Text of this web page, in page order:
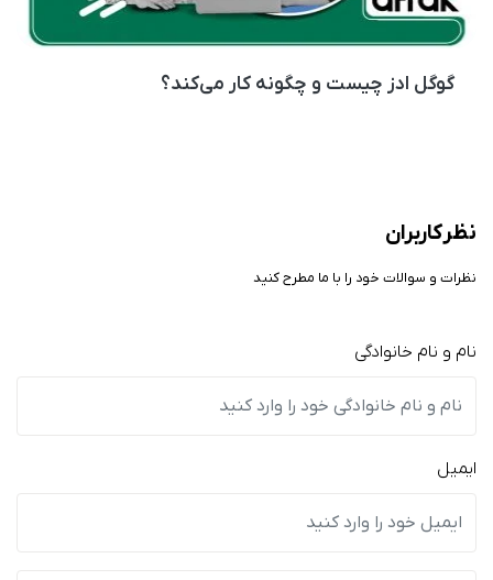
گوگل ادز چیست و چگونه کار می‌کند؟
نظر کاربران
نظرات و سوالات خود را با ما مطرح کنید
نام و نام خانوادگی
ایمیل